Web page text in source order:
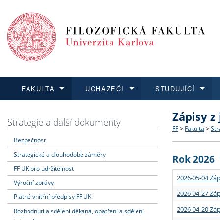
FAKULTA
Dozvědět se více
Struktura
Strategie
Podpora
UCHAZEČI
Podat přihlášku
Co
Učitelské
STUDUJÍCÍ
Dozvědět se více
Rigorózní
Dozvědět se více
O vědě a
Granty a
Dozvědět se více
Aktuální
Strategie a další dokumenty
Bezpečnost
Strategické a dlouhodobé záměry
FF UK pro udržitelnost
Výroční zprávy
Platné vnitřní předpisy FF UK
Rozhodnutí a sdělení děkana, opatření a sdělení
Zápisy
FF > Fakulta >
Rok 2026
2026-05-04
2026-04-27
2026-04-20